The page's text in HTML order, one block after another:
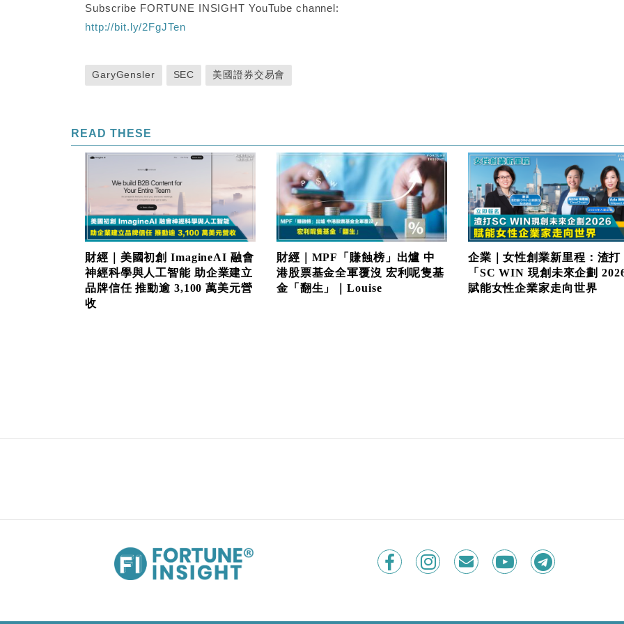
Subscribe FORTUNE INSIGHT YouTube channel:
http://bit.ly/2FgJTen
GaryGensler SEC 美國證券交易會
READ THESE
財經｜美國初創 ImagineAI 融會
神經科學與人工智能 助企業建立
品牌信任 推動逾 3,100 萬美元營
收
財經｜MPF「賺蝕榜」出爐 中
港股票基金全軍覆沒 宏利呢隻基
金「翻生」｜Louise
企業｜女性創業新里程：渣打
「SC WIN 現創未來企劃
賦能女性企業家走向世界